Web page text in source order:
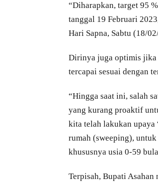
“Diharapkan, target 95
tanggal 19 Februari
Hari Sapna, Sabtu (18/
Dirinya juga optimis jika
tercapai sesuai dengan
“Hingga saat ini, salah
yang kurang proaktif
kita telah lakukan upaya
rumah (sweeping),
khususnya usia 0-59
Terpisah, Bupati